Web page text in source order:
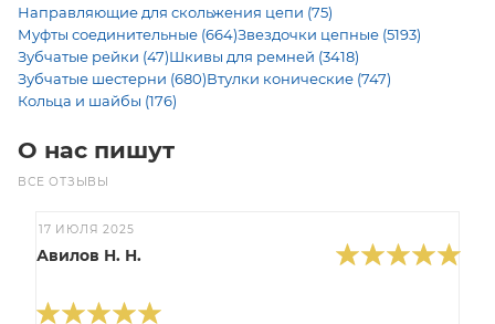
Направляющие для скольжения цепи (75)
Муфты соединительные (664)Звездочки цепные (5193)
Зубчатые рейки (47)Шкивы для ремней (3418)
Зубчатые шестерни (680)Втулки конические (747)
Кольца и шайбы (176)
О нас пишут
ВСЕ ОТЗЫВЫ
17 ИЮЛЯ 2025
Авилов Н. Н.